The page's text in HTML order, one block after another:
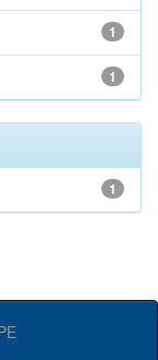
1
1
1